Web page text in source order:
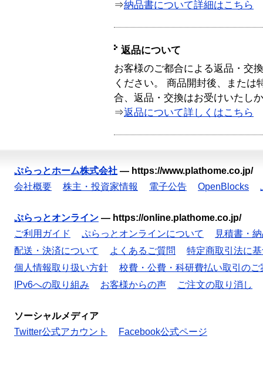
⇒納品書について詳細はこちら
返品について
お客様のご都合による返品・交
ください。 商品開封後、または
合、返品・交換はお受けいたし
⇒返品について詳しくはこちら
ぷらっとホーム株式会社 — https://www.plathome.co.jp/
会社概要
株主・投資家情報 電子公告 OpenBlocks
ぷらっとオンライン — https://online.plathome.co.jp/
ご利用ガイド
ぷらっとオンラインについて
見積書・
配送・決済について
よくあるご質問
特定商取引法に
個人情報取り扱い方針
校費・公費・科研費払い取引のご
IPv6への取り組み
お客様からの声 ご注文の取り消し
ソーシャルメディア
Twitter公式アカウント
Facebook公式ページ